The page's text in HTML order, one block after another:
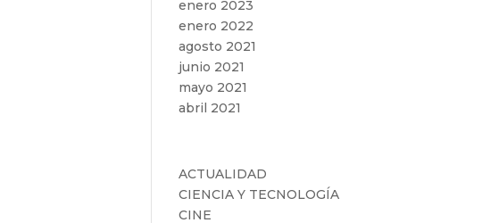
enero 2023
enero 2022
agosto 2021
junio 2021
mayo 2021
abril 2021
ACTUALIDAD
CIENCIA Y TECNOLOGÍA
CINE